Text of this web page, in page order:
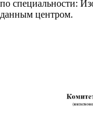
по специальности:
данным центром.